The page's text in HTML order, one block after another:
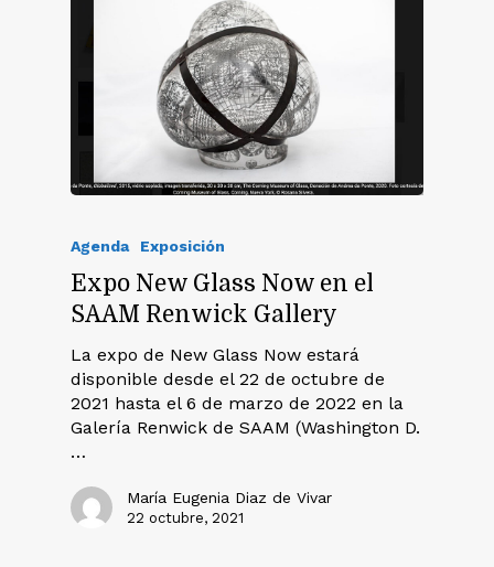
Agenda Exposición
Expo New Glass Now en el
SAAM Renwick Gallery
La expo de New Glass Now estará
disponible desde el 22 de octubre de
2021 hasta el 6 de marzo de 2022 en la
Galería Renwick de SAAM (Washington D.
…
María Eugenia Diaz de Vivar
22 octubre, 2021